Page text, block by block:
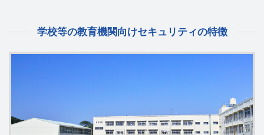
学校等の教育機関向けセキュリティの特徴